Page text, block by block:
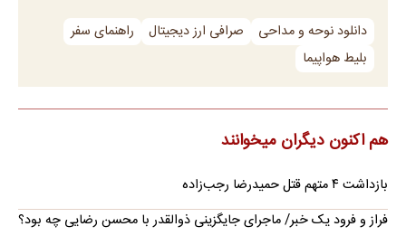
دانلود نوحه و مداحی صرافی ارز دیجیتال
راهنمای سفر
بلیط هواپیما
هم اکنون دیگران میخوانند
بازداشت ۴ متهم قتل حمیدرضا رجب‌زاده
فراز و فرود یک خبر/ ماجرای جایگزینی ذوالقدر با محسن رضایی چه بود؟